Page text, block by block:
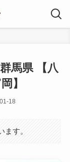
馬県 【八
】
18
す。